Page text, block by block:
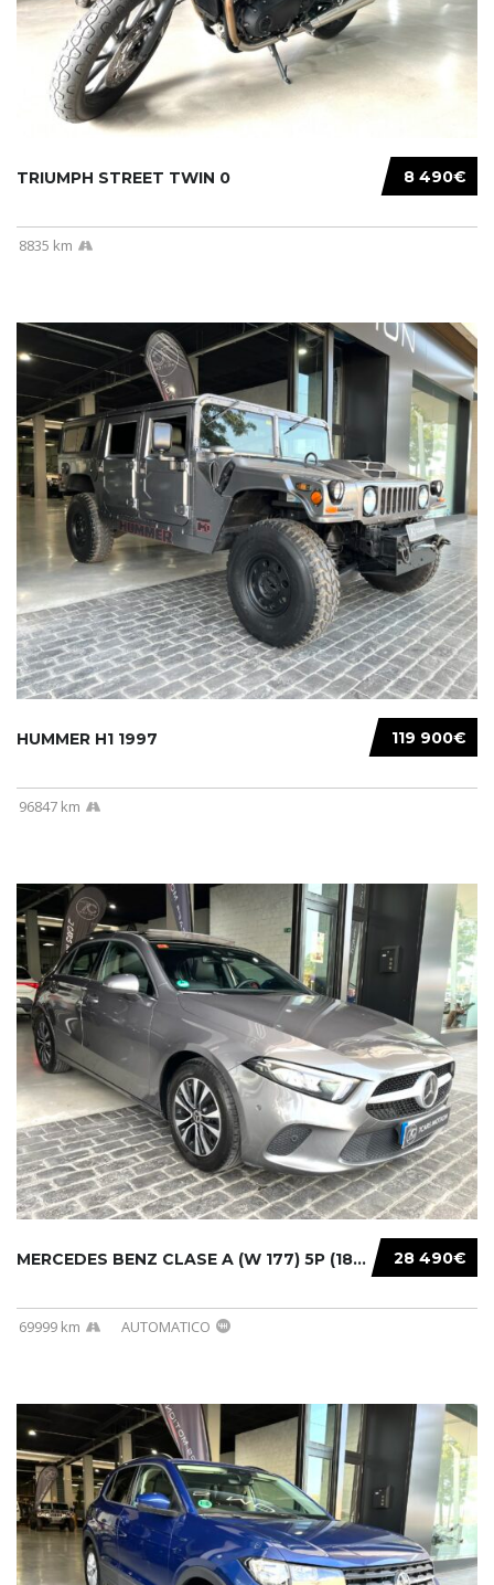
8 490€
TRIUMPH STREET TWIN 0
8835 km
119 900€
HUMMER H1 1997
96847 km
28 490€
MERCEDES BENZ CLASE A (W 177) 5P (18-) 2020....
69999 km AUTOMATICO